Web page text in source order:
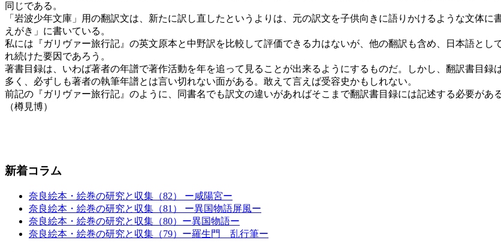
同じである。
「岩波少年文庫」用の翻訳文は、新たに訳し直したというよりは、元の訳文を子供向きに語りかけるような文体
えがき」に書いている。
私には『ガリヴァー旅行記』の英文原本と中野訳を比較して評価できる力はないが、他の翻訳も含め、日本語と
れ続けた要因であろう。
著書目録は、いわば著者の年譜で著作活動を年を追って見ることが出来るようにするものだ。しかし、翻訳書目
多く、必ずしも著者の執筆年譜とは言い切れない面がある。敢えて言えば受容史かもしれない。
前記の『ガリヴァー旅行記』のように、同書名でも訳文の違いがあればそこまで翻訳書目録には記述する必要があ
（樽見博）
新着コラム
奈良絵本・絵巻の研究と収集（82） ー咸陽宮ー
奈良絵本・絵巻の研究と収集（81） ー異国物語屏風ー
奈良絵本・絵巻の研究と収集（80）ー異国物語ー
奈良絵本・絵巻の研究と収集（79）ー羅生門 乱行筆ー